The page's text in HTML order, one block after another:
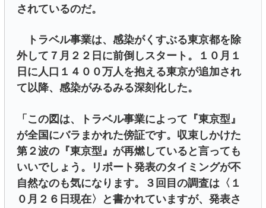
されているのだ。
トラベル事業は、感染がくすぶる東京都を除
外して７月２２日に前倒しスタート。１０月１
日に人口１４００万人を抱える東京が追加され
て以降、感染がみるみる深刻化した。
「この図は、トラベル事業によって『東京型』
が全国にバラまかれた傍証です。収束しかけた
第２波の『東京型』が再燃していると言っても
いいでしょう。リポート発表のタイミングが不
自然なのも気になります。３回目の調査は〈１
０月２６日現在〉と書かれていますが、発表さ